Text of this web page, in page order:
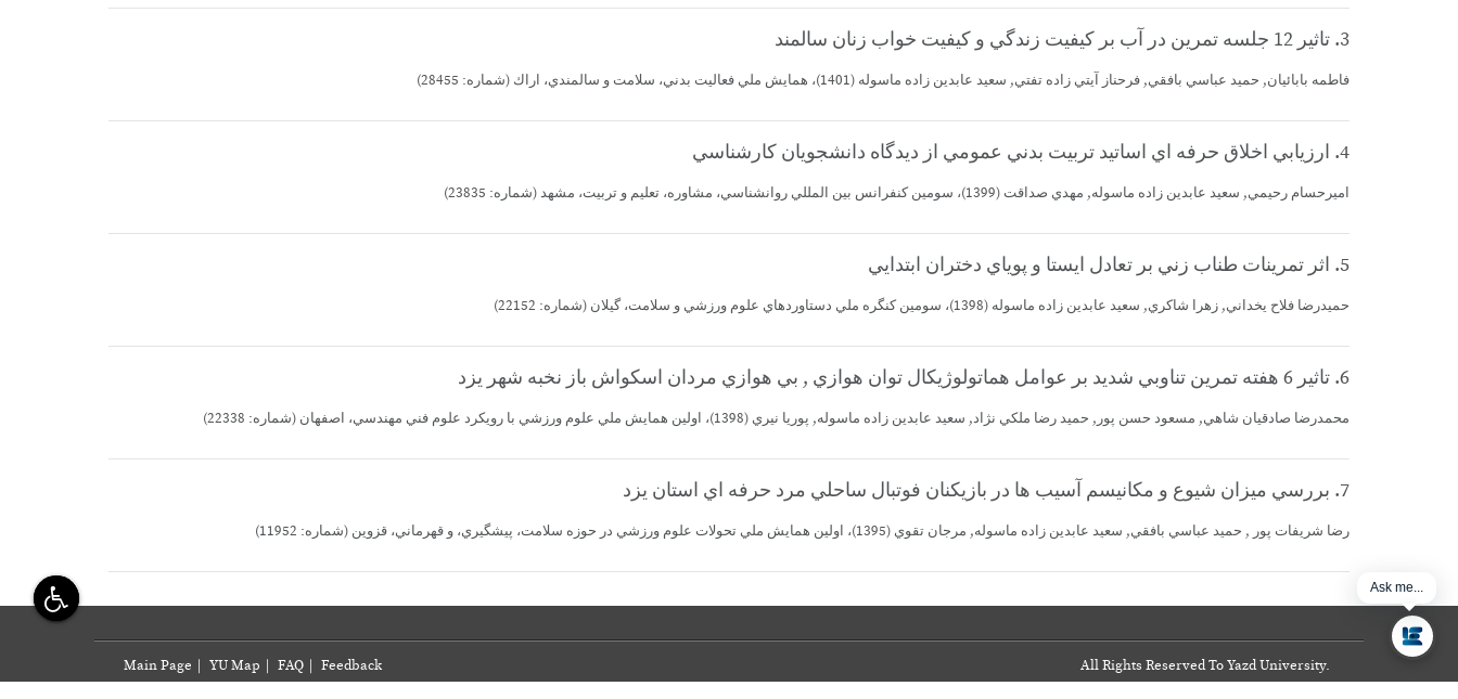
3. تاثير 12 جلسه تمرين در آب بر كيفيت زندگي و كيفيت خواب زنان سالمند
فاطمه بابائيان, حميد عباسي بافقي, فرحناز آيتي زاده تفتي, سعيد عابدين زاده ماسوله (1401)، همايش ملي فعاليت بدني، سلامت و سالمندي، اراك (شماره: 28455)
4. ارزيابي اخلاق حرفه اي اساتيد تربيت بدني عمومي از ديدگاه دانشجويان كارشناسي
اميرحسام رحيمي, سعيد عابدين زاده ماسوله, مهدي صداقت (1399)، سومين كنفرانس بين المللي روانشناسي، مشاوره، تعليم و تربيت، مشهد (شماره: 23835)
5. اثر تمرينات طناب زني بر تعادل ايستا و پوياي دختران ابتدايي
حميدرضا فلاح يخداني, زهرا شاكري, سعيد عابدين زاده ماسوله (1398)، سومين كنگره ملي دستاوردهاي علوم ورزشي و سلامت، گيلان (شماره: 22152)
6. تاثير 6 هفته تمرين تناوبي شديد بر عوامل هماتولوژيكال توان هوازي , بي هوازي مردان اسكواش باز نخبه شهر يزد
محمدرضا صادقيان شاهي, مسعود حسن پور, حميد رضا ملكي نژاد, سعيد عابدين زاده ماسوله, پوريا نيري (1398)، اولين همايش ملي علوم ورزشي با رويكرد علوم فني مهندسي، اصفهان (شماره: 22338)
7. بررسي ميزان شيوع و مكانيسم آسيب ها در بازيكنان فوتبال ساحلي مرد حرفه اي استان يزد
رضا شريفات پور , حميد عباسي بافقي, سعيد عابدين زاده ماسوله, مرجان تقوي (1395)، اولين همايش ملي تحولات علوم ورزشي در حوزه سلامت، پيشگيري، و قهرماني، قزوين (شماره: 11952)
Main Page YU Map FAQ
Feedback
All Rights Reserved To Yazd University.
Ask me...